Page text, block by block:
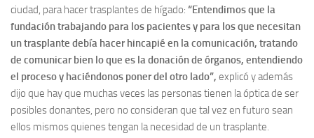
ciudad, para hacer trasplantes de hígado: “Entendimos que la
fundación trabajando para los pacientes y para los que necesitan
un trasplante debía hacer hincapié en la comunicación, tratando
de comunicar bien lo que es la donación de órganos, entendiendo
el proceso y haciéndonos poner del otro lado”, explicó y además
dijo que hay que muchas veces las personas tienen la óptica de ser
posibles donantes, pero no consideran que tal vez en futuro sean
ellos mismos quienes tengan la necesidad de un trasplante.